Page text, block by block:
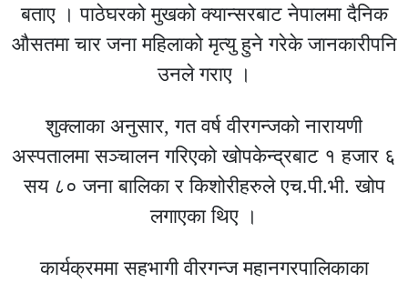
बताए । पाठेघरको मुखको क्यान्सरबाट नेपालमा दैनिक
औसतमा चार जना महिलाको मृत्यु हुने गरेके जानकारीपनि
उनले गराए ।
शुक्लाका अनुसार, गत वर्ष वीरगन्जको नारायणी
अस्पतालमा सञ्चालन गरिएको खोपकेन्द्रबाट १ हजार ६
सय ८० जना बालिका र किशोरीहरुले एच.पी.भी. खोप
लगाएका थिए ।
कार्यक्रममा सहभागी वीरगन्ज महानगरपालिकाका